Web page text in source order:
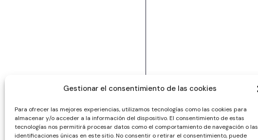
Gestionar el consentimiento de las cookies
Para ofrecer las mejores experiencias, utilizamos tecnologías como las cookies para
almacenar y/o acceder a la información del dispositivo. El consentimiento de estas
tecnologías nos permitirá procesar datos como el comportamiento de navegación o las
identificaciones únicas en este sitio. No consentir o retirar el consentimiento, puede